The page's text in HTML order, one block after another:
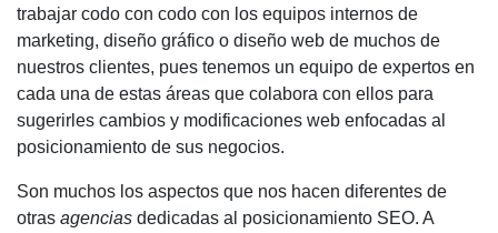
trabajar codo con codo con los equipos internos de
marketing, diseño gráfico o diseño web de muchos de
nuestros clientes, pues tenemos un equipo de expertos en
cada una de estas áreas que colabora con ellos para
sugerirles cambios y modificaciones web enfocadas al
posicionamiento de sus negocios.
Son muchos los aspectos que nos hacen diferentes de
otras agencias dedicadas al posicionamiento SEO. A